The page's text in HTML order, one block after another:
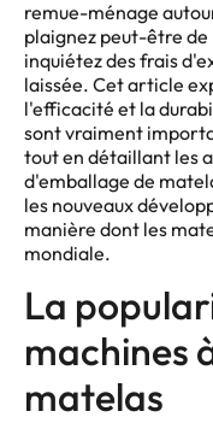
remue-ménage
plaignez peut-être de
inquiétez des frais
laissée. Cet article
l'efficacité et la
sont vraiment
tout en détaillant les
d'emballage de
les nouveaux
manière dont les
mondiale.
La
machines
matelas